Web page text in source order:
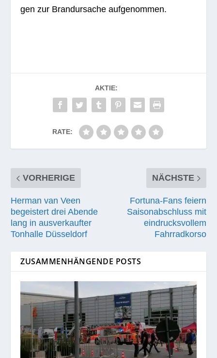
gen zur Brand­ur­sa­che aufgenommen.
AKTIE:
RATE:
VORHERIGE
Herman van Veen
begeistert drei Abende
lang in ausverkaufter
Tonhalle Düsseldorf
NÄCHSTE
Fortuna-Fans feiern
Saisonabschluss mit
eindrucksvollem
Fahrradkorso
ZUSAMMENHÄNGENDE POSTS